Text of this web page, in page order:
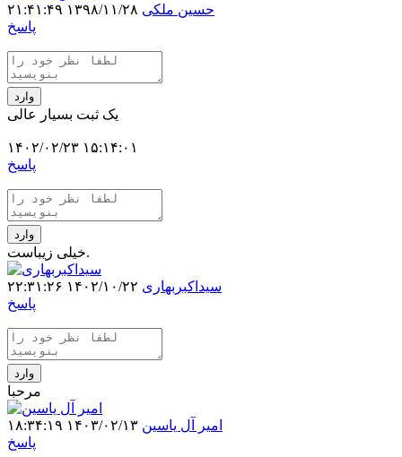
حسین ملکی ۱۳۹۸/۱۱/۲۸ ۲۱:۴۱:۴۹
پاسخ
وارد
یک ثبت بسیار عالی
۱۴۰۲/۰۲/۲۳ ۱۵:۱۴:۰۱
پاسخ
وارد
خیلی زیباست.
سیداکبربهاری ۱۴۰۲/۱۰/۲۲ ۲۲:۳۱:۲۶
پاسخ
وارد
مرحبا
امیر آل یاسین ۱۴۰۳/۰۲/۱۳ ۱۸:۳۴:۱۹
پاسخ